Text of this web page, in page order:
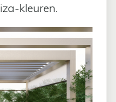
kleuren.